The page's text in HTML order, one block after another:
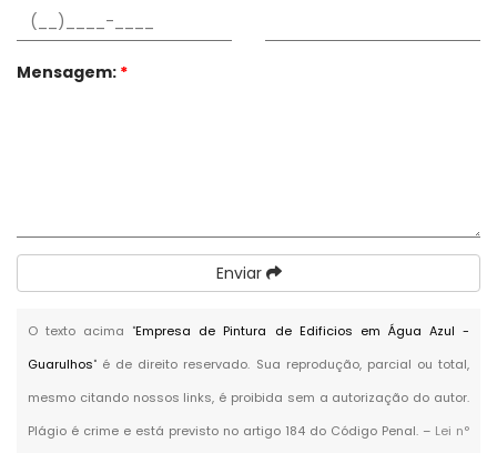
Mensagem: *
Enviar
O texto acima "Empresa de Pintura de Edificios em Água Azul -
Guarulhos" é de direito reservado. Sua reprodução, parcial ou total,
mesmo citando nossos links, é proibida sem a autorização do autor.
Plágio é crime e está previsto no artigo 184 do Código Penal. – Lei n°